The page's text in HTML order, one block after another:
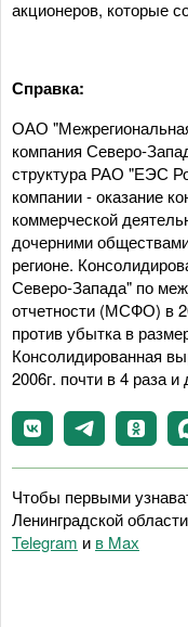
акционеров, которые
Справка:
ОАО
компания Северо-
структура РАО "ЕЭС
компании - оказание
коммерческой
дочерними
регионе.
Северо-Запада" по
отчетности (МСФО) в
против убытка в
Консолидированная
2006г. почти в 4 раза
Чтобы первыми
Ленинградской
Telegram и в Maх